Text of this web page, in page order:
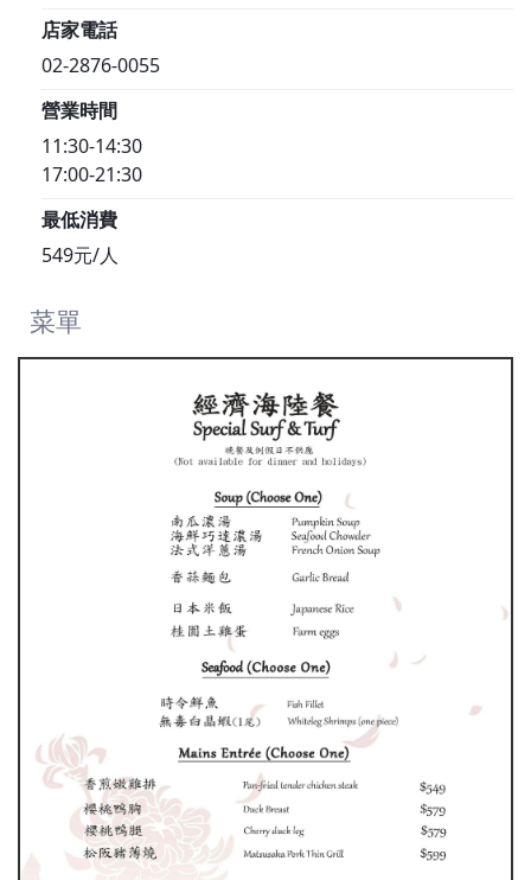
店家電話
02-2876-0055
營業時間
11:30-14:30
17:00-21:30
最低消費
549元/人
菜單